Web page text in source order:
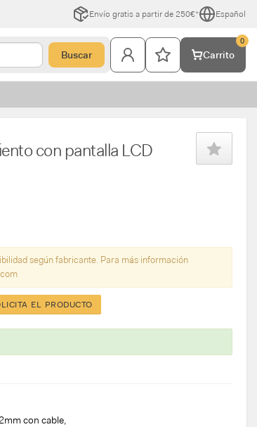
Envío gratis a partir de 250€* Español
Buscar Carrito
0
con pantalla LCD
según fabricante. Para más información
EL PRODUCTO
con cable,